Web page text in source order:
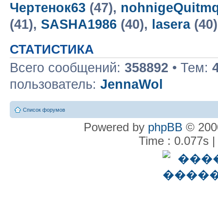
Чертенок63 (47),
(41), SASHA1986 (40), lasera
СТАТИСТИКА
Всего сообщений: 358892 • Тем:
пользователь: JennaWol
Список форумов
Powered by phpBB ©
Time : 0.077s